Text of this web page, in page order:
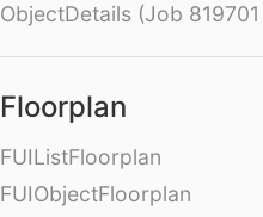
ObjectDetails (Job
Floorplan
FUIListFloorplan
FUIObjectFloorplan